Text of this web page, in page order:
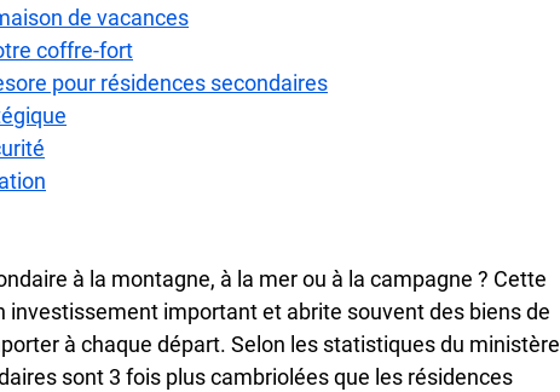
de vacances
coffre-fort
pour résidences secondaires
à la montagne, à la mer ou à la campagne ? Cette
investissement important et abrite souvent des biens de
à chaque départ. Selon les statistiques du ministère
sont 3 fois plus cambriolées que les résidences